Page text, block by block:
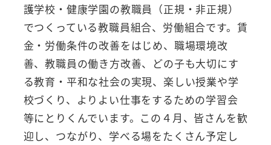
護学校・健康学園の教職員（正規・非正規）
でつくっている教職員組合、労働組合です。賃
金・労働条件の改善をはじめ、職場環境改
善、教職員の働き方改善、どの子も大切にす
る教育・平和な社会の実現、楽しい授業や学
校づくり、よりよい仕事をするための学習会
等にとりくんでいます。この４月、皆さんを歓
迎し、つながり、学べる場をたくさん予定し